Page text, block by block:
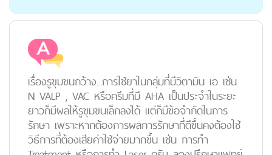
เรื่องรูขุมขนกว้าง...การใช้ยาในกลุ่มที่มีวิตามิน เอ เช่น
N VALP , VAC หรือครีมที่มี AHA เป็นประจำในระยะ
ยาวก็มีผลให้รูขุมขนเล็กลงได้ แต่ก็มีข้อจำกัดในการ
รักษา เพราะหากต้องการผลการรักษาที่ดีขึ้นคงต้องใช้
วิธีการที่ต้องเสียค่าใช้จ่ายมากขึ้น เช่น การทำ